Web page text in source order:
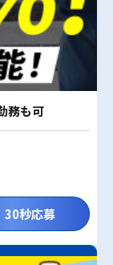
務も可
30秒応募